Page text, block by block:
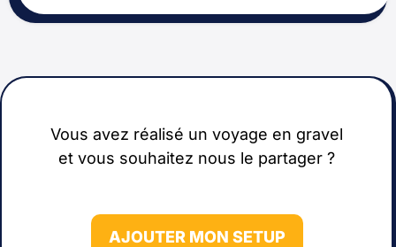
Vous avez réalisé un voyage en gravel
et vous souhaitez nous le partager ?
AJOUTER MON SETUP